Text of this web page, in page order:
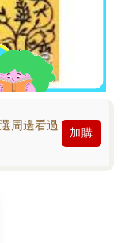
周邊看過
加購